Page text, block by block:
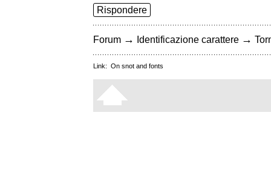
Rispondere
Forum → Identificazione carattere →
Link: On snot and fonts